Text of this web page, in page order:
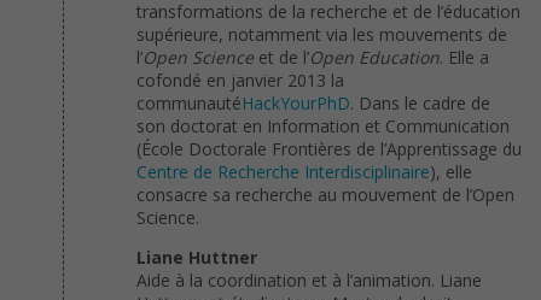
transformations de la recherche et de l’éducation
supérieure, notamment via les mouvements de
l’Open Science et de l’Open Education. Elle a
cofondé en janvier 2013 la
communautéHackYourPhD. Dans le cadre de
son doctorat en Information et Communication
(École Doctorale Frontières de l’Apprentissage du
Centre de Recherche Interdisciplinaire), elle
consacre sa recherche au mouvement de l’Open
Science.
Liane Huttner
Aide à la coordination et à l’animation. Liane